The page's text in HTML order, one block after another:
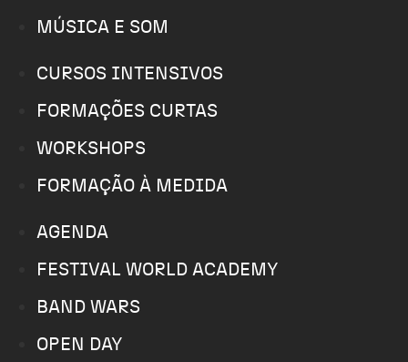
MÚSICA E SOM
CURSOS INTENSIVOS
FORMAÇÕES CURTAS
WORKSHOPS
FORMAÇÃO À MEDIDA
AGENDA
FESTIVAL WORLD ACADEMY
BAND WARS
OPEN DAY